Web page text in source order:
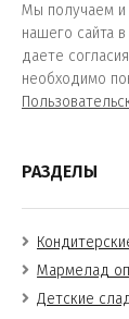
Мы получаем и
нашего сайта
даете
необходимо
РАЗДЕЛЫ
Мармелад
Детские